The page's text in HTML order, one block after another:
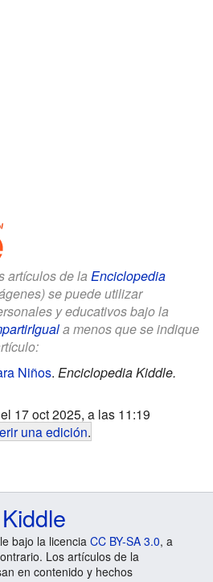
artículos de la Enciclopedia
se puede utilizar
y educativos bajo la
a menos que se indique
Niños. Enciclopedia Kiddle.
17 oct 2025, a las 11:19
una edición.
bajo la licencia CC BY-SA 3.0, a
Los artículos de la
en contenido y hechos